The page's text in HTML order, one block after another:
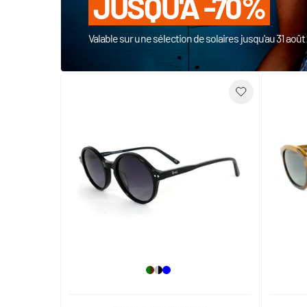
Valable sur une sélection de solaires jusqu'au 31